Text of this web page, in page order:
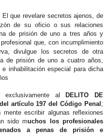
El que revelare secretos ajenos, de
de su oficio o sus relaciones
de prisión de uno a tres años y
profesional que, con incumplimiento
divulgue los secretos de otra
de prisión de uno a cuatro años,
inhabilitación especial para dicha
al
DELITO DE
artículo 197 del Código Penal ;
escribir algunas reflexiones
sido muchos los profesionales
a penas de prisión e